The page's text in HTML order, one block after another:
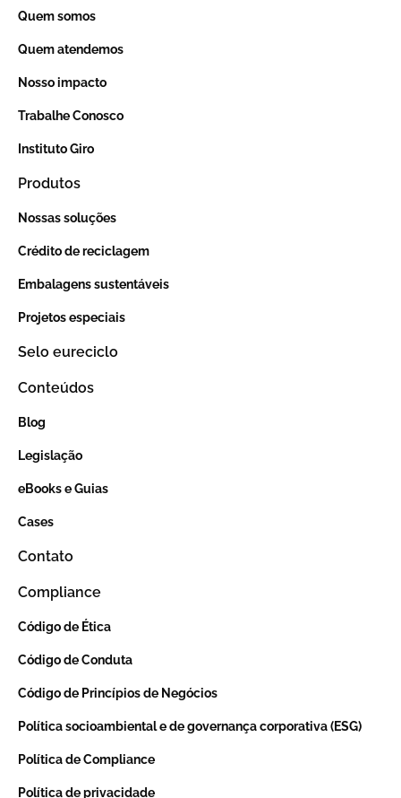
Quem somos
Quem atendemos
Nosso impacto
Trabalhe Conosco
Instituto Giro
Produtos
Nossas soluções
Crédito de reciclagem
Embalagens sustentáveis
Projetos especiais
Selo eureciclo
Conteúdos
Blog
Legislação
eBooks e Guias
Cases
Contato
Compliance
Código de Ética
Código de Conduta
Código de Princípios de Negócios
Política socioambiental e de governança corporativa (ESG)
Política de Compliance
Política de privacidade